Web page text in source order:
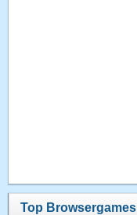
Top Browsergames